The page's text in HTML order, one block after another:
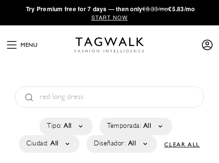
·Try Premium free for 7 days — then only€8.33/mo€5.83/mo
START NOW
MENU
Tipo: All Temporada: All
Ciudad: All Diseñador: All CLEAR ALL